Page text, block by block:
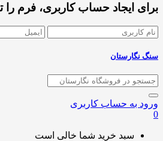
برای ایجاد حساب کاربری، فرم را
سنگ نگارستان
ورود به حساب کاربری
0
سبد خرید شما خالی است